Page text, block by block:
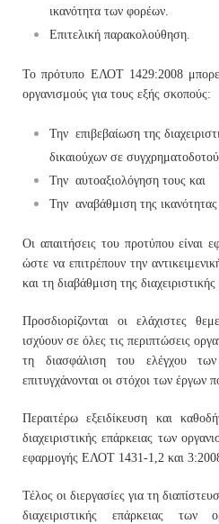
ικανότητα των φορέων.
Επιτελική παρακολούθηση.
To πρότυπο ΕΛΟΤ 1429:2008
οργανισμούς για τους εξής σκοπούς:
Την επιβεβαίωση της
δικαιούχων σε
Την αυτοαξιολόγηση τους και
Την αναβάθμιση της
Οι απαιτήσεις του προτύπου είναι
ώστε να επιτρέπουν την
και τη διαβάθμιση της
Προσδιορίζονται οι ελάχιστες
ισχύουν σε όλες τις περιπτώσεις
τη διασφάλιση του ελέγχου
επιτυγχάνονται οι στόχοι των έργων
Περαιτέρω εξειδίκευση και
διαχειριστικής επάρκειας των
εφαρμογής ΕΛΟΤ 1431-1,2 και
Τέλος οι διεργασίες για τη
διαχειριστικής επάρκειας